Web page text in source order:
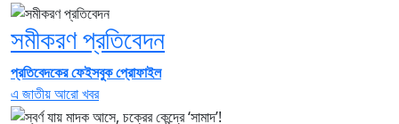
সমীকরণ প্রতিবেদন
প্রতিবেদকের ফেইসবুক প্রোফাইল
এ জাতীয় আরো খবর